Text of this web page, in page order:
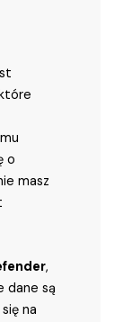
o
masz
,
dane są
na